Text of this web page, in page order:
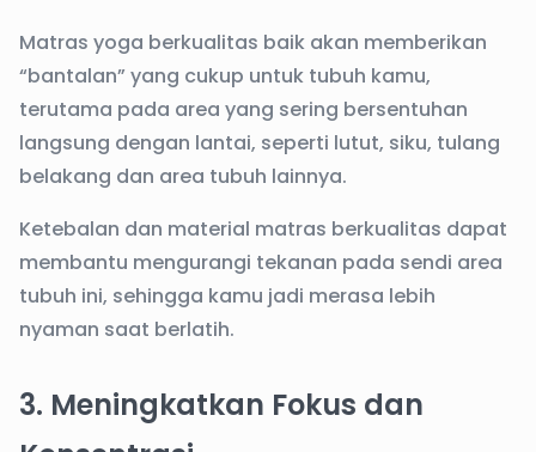
Matras yoga berkualitas baik akan memberikan
“bantalan” yang cukup untuk tubuh kamu,
terutama pada area yang sering bersentuhan
langsung dengan lantai, seperti lutut, siku, tulang
belakang dan area tubuh lainnya.
Ketebalan dan material matras berkualitas dapat
membantu mengurangi tekanan pada sendi area
tubuh ini, sehingga kamu jadi merasa lebih
nyaman saat berlatih.
3. Meningkatkan Fokus dan